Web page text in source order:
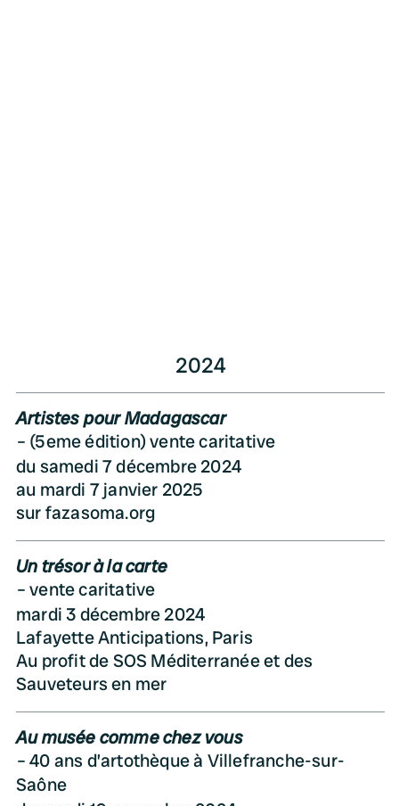
2024
Artistes pour Madagascar
(5eme édition) vente caritative
du samedi 7 décembre 2024
au mardi 7 janvier 2025
sur fazasoma.org
Un trésor à la carte
vente caritative
mardi 3 décembre 2024
Lafayette Anticipations, Paris
Au profit de SOS Méditerranée et des
Sauveteurs en mer
Au musée comme chez vous
40 ans d’artothèque à Villefranche-sur-
Saône